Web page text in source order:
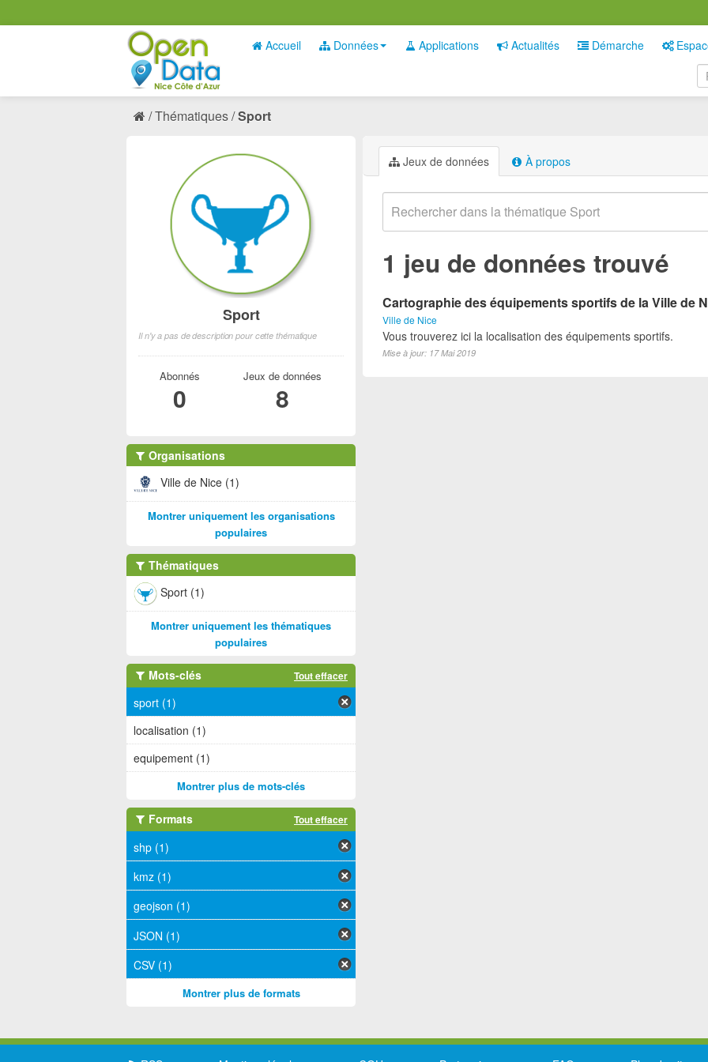
Accueil Données Applications Actualités Démarche
Thématiques Sport
Jeux de données À propos
1 jeu de données trouvé
Cartographie des équipements sportifs de la Ville de
Ville de Nice
Vous trouverez ici la localisation des équipements sportifs.
Mise à jour: 17 Mai 2019
Sport
Il n'y a pas de description pour cette thématique
Abonnés
0
Jeux de données
8
Organisations
Ville de Nice (1)
Montrer uniquement les organisations
populaires
Thématiques
Sport (1)
Montrer uniquement les thématiques
populaires
Mots-clés Tout effacer
sport (1)
localisation (1)
equipement (1)
Montrer plus de mots-clés
Formats Tout effacer
shp (1)
kmz (1)
geojson (1)
JSON (1)
CSV (1)
Montrer plus de formats